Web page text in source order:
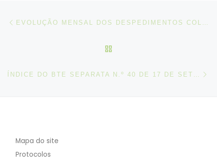
Post navigation
Mapa do site
Protocolos